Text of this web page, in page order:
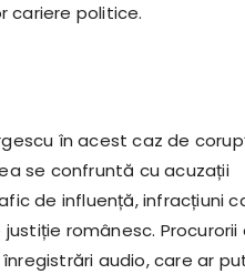
cariere politice.
în acest caz de
se confruntă cu acuzații
de influență, infracțiuni
românesc. Procurorii
audio, care ar